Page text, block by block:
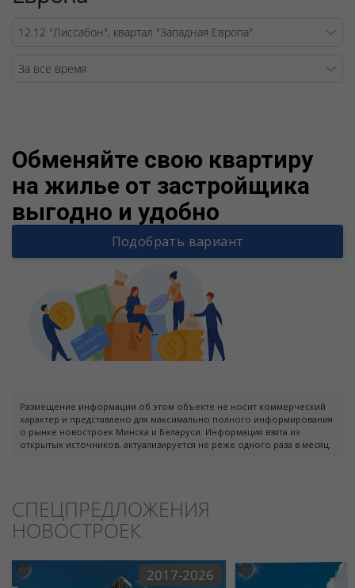
Обменяйте свою квартиру
на жилье от застройщика
выгодно и удобно
Подобрать вариант
Размещение информации об этом объекте не носит коммерческий
характер и представлено для максимально полного информирования
о рынке новостроек Минска и Беларуси. Информация взята из
открытых источников, актуализируется не реже одного раза в месяц.
СПЕЦПРЕДЛОЖЕНИЯ
НОВОСТРОЕК
2017-2026